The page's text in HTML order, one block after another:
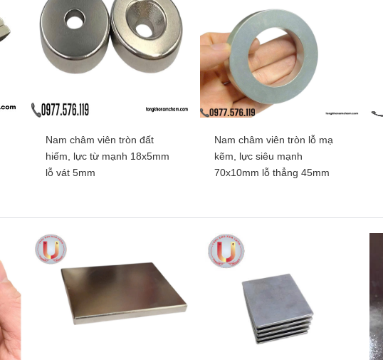
Nam châm viên đất hiếm, lực
từ mạnh 100x100x25mm có lỗ
Nam châm viên đất hiếm khối
chữ nhật 100x10x5mm có 2
lỗ vát
Nam châm viên tròn đất
hiếm, lực từ mạnh 18x5mm
lỗ vát 5mm
Nam châm viên tròn lỗ mạ
kẽm, lực siêu mạnh
70x10mm lỗ thẳng 45mm